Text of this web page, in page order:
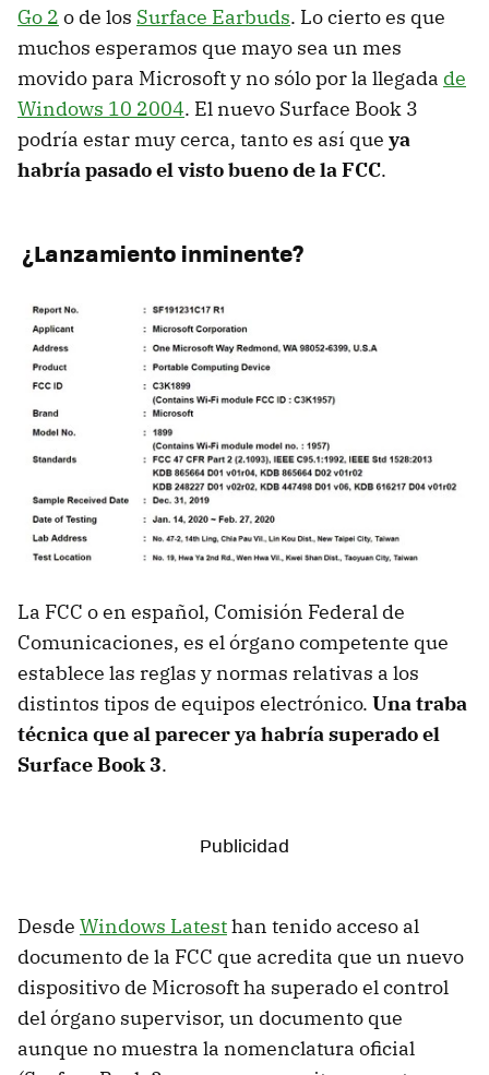
Go 2 o de los Surface Earbuds. Lo cierto es que
muchos esperamos que mayo sea un mes
movido para Microsoft y no sólo por la llegada de
Windows 10 2004. El nuevo Surface Book 3
podría estar muy cerca, tanto es así que ya
habría pasado el visto bueno de la FCC.
¿Lanzamiento inminente?
La FCC o en español, Comisión Federal de
Comunicaciones, es el órgano competente que
establece las reglas y normas relativas a los
distintos tipos de equipos electrónico. Una traba
técnica que al parecer ya habría superado el
Surface Book 3.
Desde Windows Latesthan tenido acceso al
documento de la FCC que acredita que un nuevo
dispositivo de Microsoft ha superado el control
del órgano supervisor, un documento que
aunque no muestra la nomenclatura oficial